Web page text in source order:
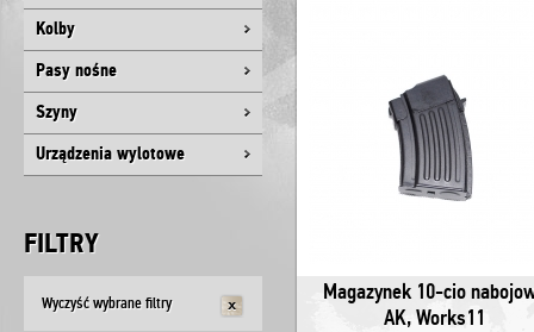
Kolby
Pasy nośne
Szyny
Urządzenia wylotowe
FILTRY
Wyczyść wybrane filtry
Magazynek 10-cio
AK, Works11